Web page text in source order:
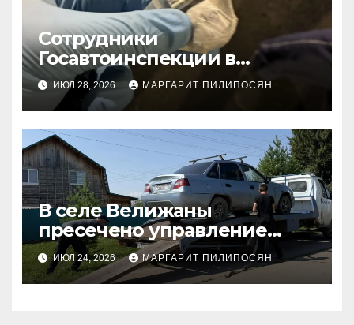
Сотрудники
Госавтоинспекции в
Тюменском районе
задержали подозреваемого
в незаконном хранении
наркотиков
ИЮЛ 28, 2026 МАРГАРИТ ПИЛИПОСЯН
В селе Велижаны
пресечено управление
автомобилем
несовершеннолетним
водителем
ИЮЛ 24, 2026 МАРГАРИТ ПИЛИПОСЯН